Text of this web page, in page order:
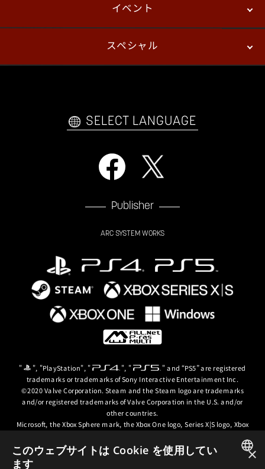
パッチノート
イベント
プレイヤーズ
スペシャル
自己紹介カードメーカー アーケード
SELECT LANGUAGE
Publisher
ARC SYSTEM WORKS
" ", "PlayStation", " ", " " and “PS5” are registered
trademarks or trademarks of Sony Interactive Entertainment Inc.
©2020 Valve Corporation. Steam and the Steam logo are trademarks
and/or registered trademarks of Valve Corporation in the U.S. and/or
other countries.
Microsoft, the Xbox Sphere mark, the Xbox One logo, Series X|S logo, Xbox
trademarks of the Microsoft group of companies. ×
このウェブサイトは Cookie を使用してい
ます